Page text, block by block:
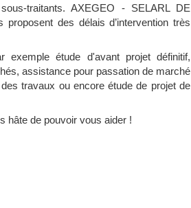
traitants. AXEGEO - SELARL DE
des délais d’intervention très
étude d'avant projet définitif,
assistance pour passation de marché
travaux ou encore étude de projet de
hâte de pouvoir vous aider !